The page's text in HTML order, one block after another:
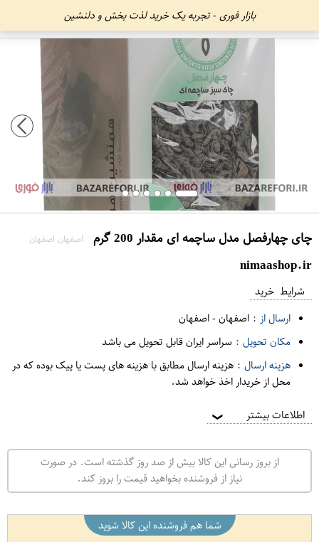
بازار فوری - تجربه یک خرید لذت بخش و دلنشین
چای چهارفصل مدل ساچمه ای مقدار 200 گرم اصفهان اصفهان
nimaashop.ir
شرایط خرید
ارسال از : اصفهان-اصفهان
مکان تحویل : سراسر ایران قابل تحویل می باشد
هزینه ارسال : هزینه ارسال مطابق با هزینه های پست یا پیک بوده که در
محل از خریدار اخذ خواهد شد.
اطلاعات بیشتر ❯
از بروز رسانی این کالا بیش از صد روز گذشته است. در صورت
نیاز از فروشنده بخواهید قیمت را بروز کند.
شما هم فروشنده این کالا شوید